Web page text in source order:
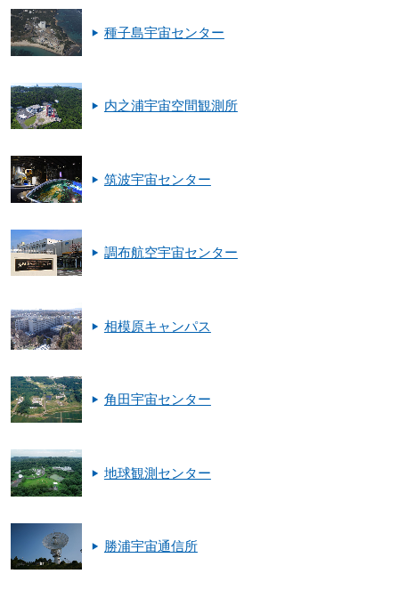
種子島宇宙センター
内之浦宇宙空間観測所
筑波宇宙センター
調布航空宇宙センター
相模原キャンパス
角田宇宙センター
地球観測センター
勝浦宇宙通信所